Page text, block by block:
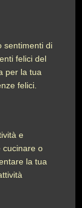
sentimenti di
felici del
per la tua
felici.
e
cucinare o
la tua